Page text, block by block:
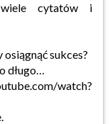
wiele cytatów i
sukces?
długo…
watch?